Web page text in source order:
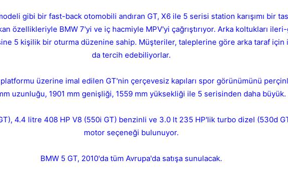
gibi bir fast-back otomobili andıran GT, X6 ile 5 serisi station karışımı bir
özellikleriyle BMW 7'yi ve iç hacmiyle MPV'yi çağrıştırıyor. Arka koltukları
5 kişilik bir oturma düzenine sahip. Müşteriler, taleplerine göre arka taraf için
da tercih edebiliyorlar.
üzerine imal edilen GT'nin çerçevesiz kapıları spor görünümünü
uzunluğu, 1901 mm genişliği, 1559 mm yüksekliği ile 5 serisinden daha büyük.
4.4 litre 408 HP V8 (550i GT) benzinli ve 3.0 lt 235 HP'lik turbo dizel (530d
motor seçeneği bulunuyor.
BMW 5 GT, 2010'da tüm Avrupa'da satışa sunulacak.
Kapat